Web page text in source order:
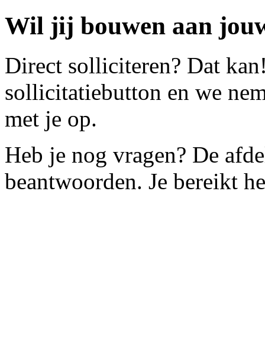
Wil jij bouwen aan
Direct solliciteren? Dat
sollicitatiebutton en we
met je op.
Heb je nog vragen? De
beantwoorden. Je bereikt